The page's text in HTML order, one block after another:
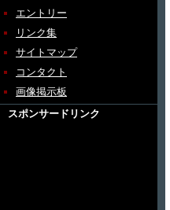
エントリー
リンク集
サイトマップ
コンタクト
画像掲示板
スポンサードリンク